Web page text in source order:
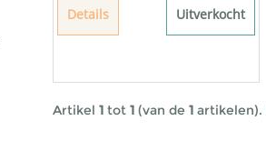
Details Uitverkocht
Artikel 1 tot 1 (van de 1 artikelen).